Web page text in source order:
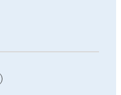
ทำงานของ HR